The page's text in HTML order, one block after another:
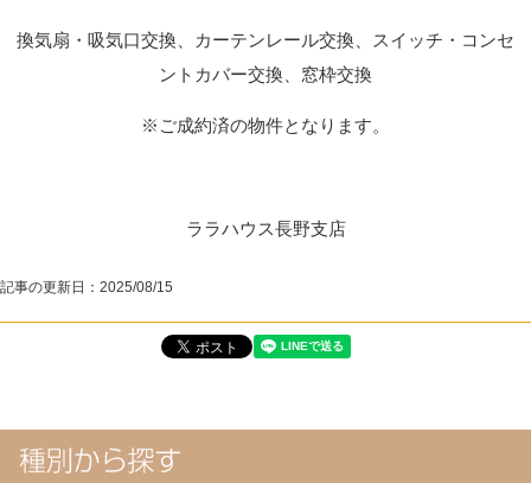
換気扇・吸気口交換、カーテンレール交換、スイッチ・コンセ
ントカバー交換、窓枠交換
※ご成約済の物件となります。
ララハウス長野支店
記事の更新日： 2025/08/15